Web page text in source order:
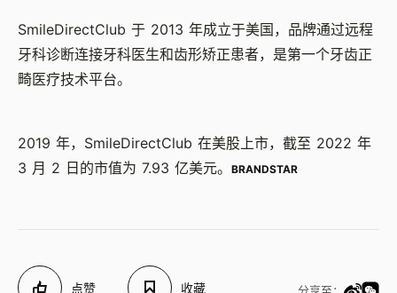
SmileDirectClub 于 2013 年成立于美国，品牌通过远程
牙科诊断连接牙科医生和齿形矫正患者，是第一个牙齿正
畸医疗技术平台。
2019 年，SmileDirectClub 在美股上市，截至 2022 年
3 月 2 日的市值为 7.93 亿美元。
BRANDSTAR
点赞 收藏 分享至：